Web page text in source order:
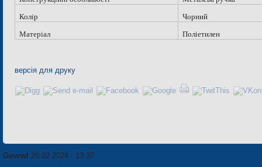
Колір
Чорний
Матеріал
Поліетилен
версія для друку
Govrwl 26.02.2024 - 13:37